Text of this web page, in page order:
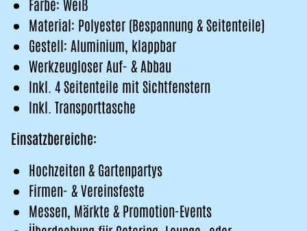
Farbe: Weiß
Material: Polyester (Bespannung & Seitenteile)
Gestell: Aluminium, klappbar
Werkzeugloser Auf- & Abbau
Inkl. 4 Seitenteile mit Sichtfenstern
Inkl. Transporttasche
Einsatzbereiche:
Hochzeiten & Gartenpartys
Firmen- & Vereinsfeste
Messen, Märkte & Promotion-Events